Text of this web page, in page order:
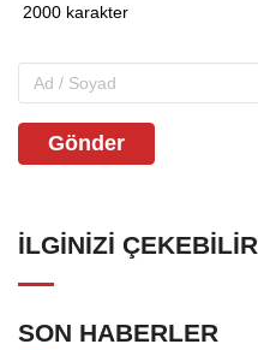
Gönder
İLGINIZI ÇEKEBILIR
SON HABERLER